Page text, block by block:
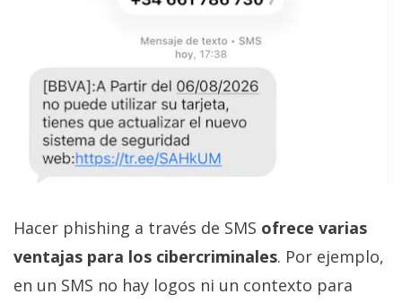
Hacer phishing a través de SMS ofrece varias
ventajas para los cibercriminales. Por ejemplo,
en un SMS no hay logos ni un contexto para